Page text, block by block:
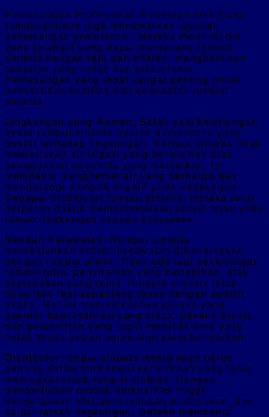
Pemasangan Profesional: Beberapa distributor
rumput sintetis juga menawarkan layanan
pemasangan profesional. Mereka memiliki tim
yang terampil yang dapat memasang rumput
sintetis dengan rapi dan efisien, menghasilkan
tampilan yang indah dan tahan lama.
Pemasangan yang tepat sangat penting untuk
memastikan kualitas dan keandalan rumput
sintetis.
Lingkungan yang Ramah: Salah satu keuntungan
besar rumput sintetis adalah dampaknya yang
positif terhadap lingkungan. Rumput sintetis tidak
memerlukan air irigasi yang berlebihan atau
penggunaan pestisida yang merugikan. Ini
membantu menghemat air yang berharga dan
mengurangi dampak negatif pada lingkungan.
Sebagai distributor rumput sintetis, mereka turut
berperan dalam mempromosikan solusi hijau yang
ramah lingkungan kepada konsumen.
Rendah Perawatan: Rumput sintetis
membutuhkan sedikit perawatan dibandingkan
dengan rumput alami. Tidak ada lagi pemotongan
rumput rutin, penyiraman yang berlebihan, atau
pemupukan yang rumit. Rumput sintetis tetap
hijau dan rapi sepanjang tahun dengan sedikit
usaha. Hal ini menjadikannya pilihan yang
populer bagi individu yang sibuk, pemilik bisnis,
dan pemerintah yang ingin memiliki area yang
indah tanpa beban perawatan yang berlebihan.
Distributor rumput sintetis memainkan peran
penting dalam memenuhi permintaan yang terus
meningkat untuk rumput sintetis. Dengan
menyediakan produk berkualitas tinggi,
pengetahuan ahli, pemasangan profesional, dan
solusi ramah lingkungan, mereka membantu